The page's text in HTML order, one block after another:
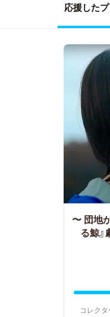
応援した
〜 団地
る鯨
コレクタ